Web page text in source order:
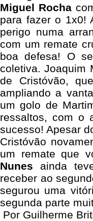
Miguel Rocha
para fazer o 1x0!
perigo numa
com um remate
boa defesa! O
coletiva. Joaquim
de Cristóvão,
ampliando a
um golo de
ressaltos, com o
sucesso! Apesar
Cristóvão
um remate que
Nunes ainda
receber ao
segurou uma
segunda parte
Por Guilherme